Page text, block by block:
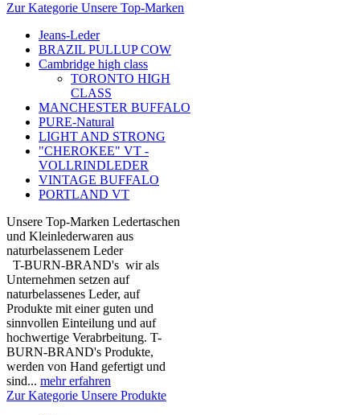
Zur Kategorie Unsere Top-Marken
Jeans-Leder
BRAZIL PULLUP COW
Cambridge high class
TORONTO HIGH
CLASS
MANCHESTER BUFFALO
PURE-Natural
LIGHT AND STRONG
"CHEROKEE" VT -
VOLLRINDLEDER
VINTAGE BUFFALO
PORTLAND VT
Unsere Top-Marken Ledertaschen
und Kleinlederwaren aus
naturbelassenem Leder
T-BURN-BRAND's wir als
Unternehmen setzen auf
naturbelassenes Leder, auf
Produkte mit einer guten und
sinnvollen Einteilung und auf
hochwertige Verabrbeitung. T-
BURN-BRAND's Produkte,
werden von Hand gefertigt und
sind... mehr erfahren
Zur Kategorie Unsere Produkte